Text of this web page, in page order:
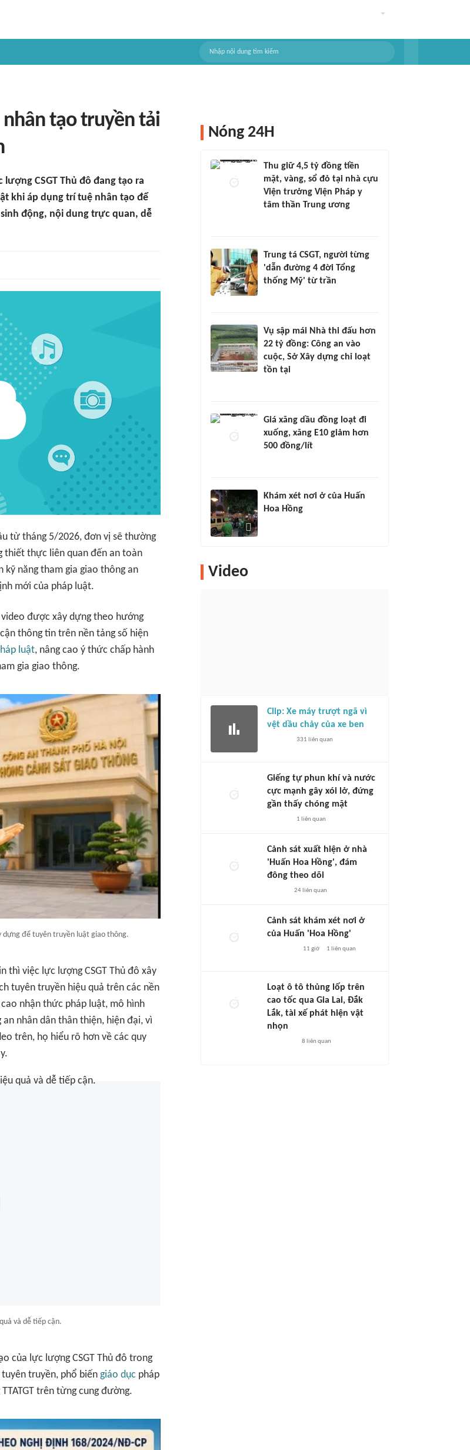
nhân tạo truyền tải
CSGT Thủ đô đang tạo ra
khi áp dụng trí tuệ nhân tạo để
động, nội dung trực quan, dễ
từ tháng 5/2026, đơn vị sẽ thường
thiết thực liên quan đến an toàn
năng tham gia giao thông an
mới của pháp luật.
được xây dựng theo hướng
thông tin trên nền tảng số hiện
luật, nâng cao ý thức chấp hành
gia giao thông.
dựng để tuyên truyền luật giao thông.
thì việc lực lượng CSGT Thủ đô xây
tuyên truyền hiệu quả trên các nền
nhận thức pháp luật, mô hình
nhân dân thân thiện, hiện đại, vì
trên, họ hiểu rõ hơn về các quy
và dễ tiếp cận.
của lực lượng CSGT Thủ đô trong
truyền, phổ biến giáo dục pháp
trên từng cung đường.
Nóng 24H
Thu giữ 4,5 tỷ đồng tiền
mặt, vàng, sổ đỏ tại nhà cựu
Viện trưởng Viện Pháp y
tâm thần Trung ương
Trung tá CSGT, người từng
'dẫn đường 4 đời Tổng
thống Mỹ' từ trần
Vụ sập mái Nhà thi đấu hơn
22 tỷ đồng: Công an vào
cuộc, Sở Xây dựng chỉ loạt
tồn tại
Giá xăng dầu đồng loạt đi
xuống, xăng E10 giảm hơn
500 đồng/lít
Khám xét nơi ở của Huấn
Hoa Hồng
Video
Clip: Xe máy trượt ngã vì
vệt dầu chảy của xe ben
331 liên quan
Giếng tự phun khí và nước
cực mạnh gây xói lở, đứng
gần thấy chóng mặt
1 liên quan
Cảnh sát xuất hiện ở nhà
'Huấn Hoa Hồng', đám
đông theo dõi
24liên quan
Cảnh sát khám xét nơi ở
của Huấn 'Hoa Hồng'
11 giờ 1 liên quan
Loạt ô tô thủng lốp trên
cao tốc qua Gia Lai, Đắk
Lắk, tài xế phát hiện vật
nhọn
8 liên quan